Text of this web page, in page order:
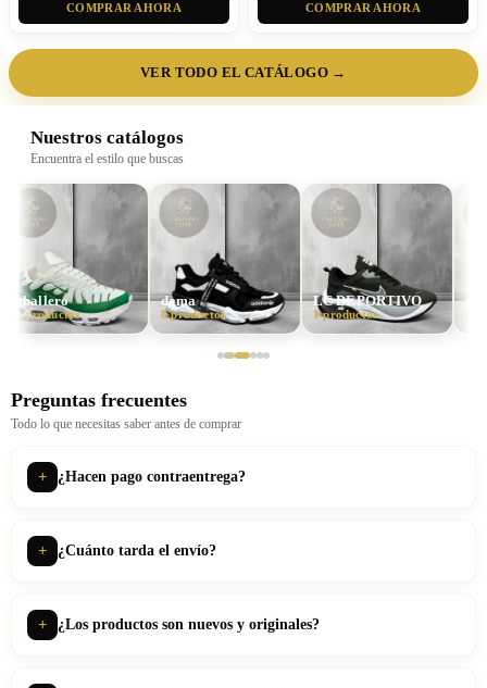
COMPRAR AHORA COMPRAR AHORA
VER TODO EL CATÁLOGO →
Nuestros catálogos
Encuentra el estilo que buscas
dama
8 productos
LC DEPORTIVO
1 productos
nike
8 productos
Preguntas frecuentes
Todo lo que necesitas saber antes de comprar
+ ¿Hacen pago contraentrega?
Sí. Puedes pagar en efectivo al recibir en gran parte del país. El
mensajero te entrega el pedido y allí mismo pagas. Sin riesgo, sin
adelantos.
+ ¿Cuánto tarda el envío?
En promedio 3–5 días hábiles a ciudades principales. A poblaciones
alejadas puede tardar un poco más. Te compartimos guía de
seguimiento para que puedas rastrear tu pedido.
+ ¿Los productos son nuevos y originales?
Sí. Todos nuestros productos son nuevos, con garantía de 3 meses por